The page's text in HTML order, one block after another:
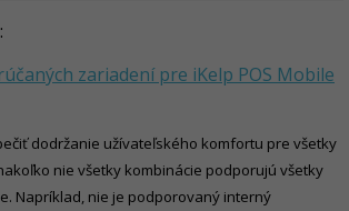
zariadení pre iKelp POS Mobile
dodržanie užívateľského komfortu pre všetky
nie všetky kombinácie podporujú všetky
Napríklad, nie je podporovaný interný